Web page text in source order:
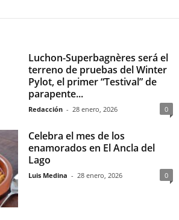
Luchon-Superbagnères será el
terreno de pruebas del Winter
Pylot, el primer “Testival” de
parapente...
Redacción - 28 enero, 2026 0
Celebra el mes de los
enamorados en El Ancla del
Lago
Luis Medina - 28 enero, 2026 0